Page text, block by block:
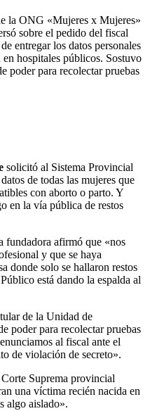
la ONG «Mujeres x Mujeres»
sobre el pedido del fiscal
entregar los datos personales
hospitales públicos. Sostuvo
poder para recolectar pruebas
solicitó al Sistema Provincial
de todas las mujeres que
con aborto o parto. Y
en la vía pública de restos
fundadora afirmó que «nos
y que se haya
donde solo se hallaron restos
está dando la espalda al
de la Unidad de
poder para recolectar pruebas
al fiscal ante el
de violación de secreto».
Suprema provincial
una víctima recién nacida en
algo aislado».